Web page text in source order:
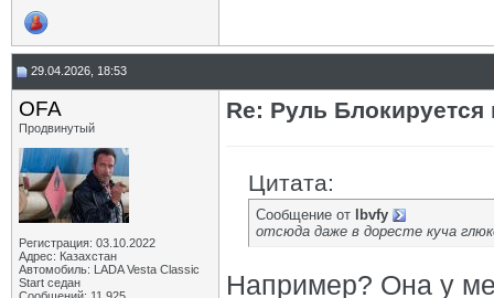
29.04.2026, 18:53
OFA
Продвинутый
Регистрация: 03.10.2022
Адрес: Казахстан
Автомобиль: LADA Vesta Classic
Start седан
Re: Руль Блокируется
Цитата:
Сообщение от
lbvfy
отсюда даже в доресте куча
Например? Она у